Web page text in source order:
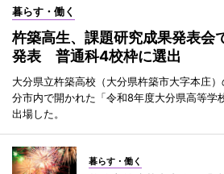
暮らす・働く
杵築高生、課題研究成果発表会
発表 普通科4校枠に選出
大分県立杵築高校（大分県杵築市大字本庄
分市内で開かれた「令和8年度大分県高等学
出場した。
暮らす・働く